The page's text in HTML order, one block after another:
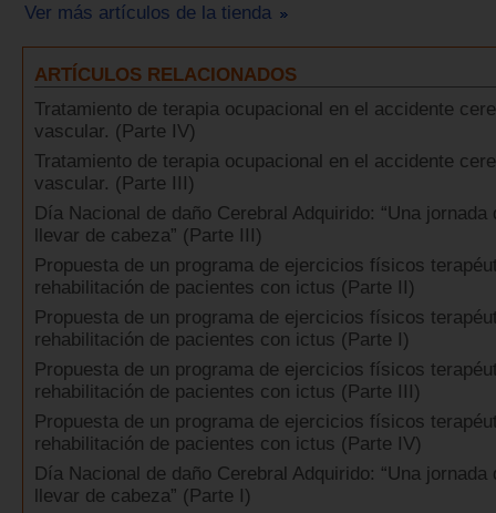
Ver más artículos de la tienda
ARTÍCULOS RELACIONADOS
Tratamiento de terapia ocupacional en el accidente
vascular. (Parte IV)
Tratamiento de terapia ocupacional en el accidente
vascular. (Parte III)
Día Nacional de daño Cerebral Adquirido: “Una jornada
llevar de cabeza” (Parte III)
Propuesta de un programa de ejercicios físicos
rehabilitación de pacientes con ictus (Parte II)
Propuesta de un programa de ejercicios físicos
rehabilitación de pacientes con ictus (Parte I)
Propuesta de un programa de ejercicios físicos
rehabilitación de pacientes con ictus (Parte III)
Propuesta de un programa de ejercicios físicos
rehabilitación de pacientes con ictus (Parte IV)
Día Nacional de daño Cerebral Adquirido: “Una jornada
llevar de cabeza” (Parte I)